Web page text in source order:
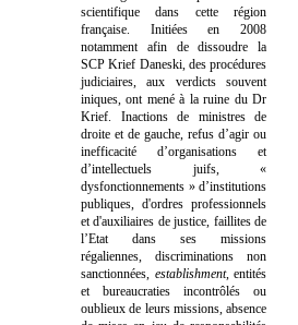
scientifique dans cette région
française. Initiées en 2008
notamment afin de dissoudre la
SCP Krief Daneski, des procédures
judiciaires, aux verdicts souvent
iniques, ont mené à la ruine du Dr
Krief. Inactions de ministres de
droite et de gauche, refus d’agir ou
inefficacité d’organisations et
d’intellectuels juifs, «
dysfonctionnements » d’institutions
publiques, d'ordres professionnels
et d'auxiliaires de justice, faillites de
l’Etat dans ses missions
régaliennes, discriminations non
sanctionnées, establishment, entités
et bureaucraties incontrôlés ou
oublieux de leurs missions, absence